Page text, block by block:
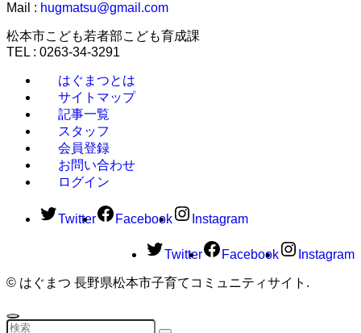
Mail : hugmatsu@gmail.com
松本市こども若者部こども育成課
TEL : 0263-34-3291
はぐまつとは
サイトマップ
記事一覧
スタッフ
会員登録
お問い合わせ
ログイン
Twitter Facebook Instagram
Twitter Facebook Instagram
© はぐまつ 長野県松本市子育てコミュニティサイト.